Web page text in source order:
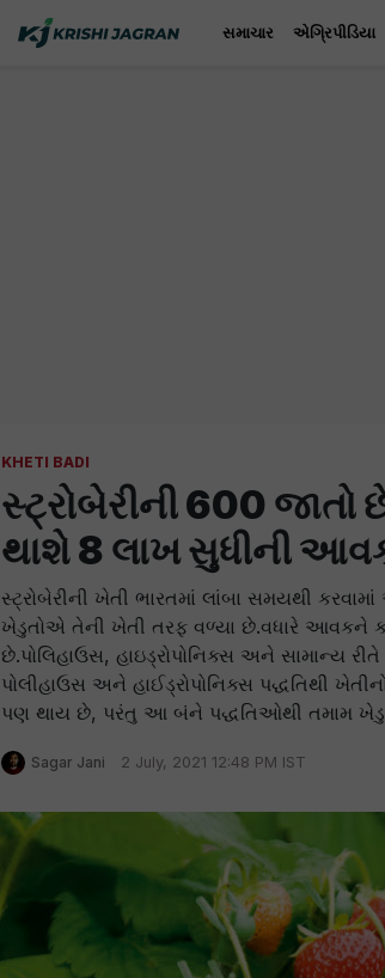
સમાચાર એગ્રિપીડિયા
KHETI BADI
સ્ટ્રોબેરીની 600 જાતો
થાશે 8 લાખ સુધીની
સ્ટ્રોબેરીની ખેતી ભારતમાં લાંબા સમયથી
ખેડુતોએ તેની ખેતી તરફ વળ્યા છે.વધારે આવકને
છે.પોલિહાઉસ, હાઇડ્રોપોનિક્સ અને સામાન્ય
પોલીહાઉસ અને હાઈડ્રોપોનિક્સ પદ્ધતિથી
પણ થાય છે, પરંતુ આ બંને પદ્ધતિઓથી તમામ
Sagar Jani 2 July, 2021 12:48 PM IST